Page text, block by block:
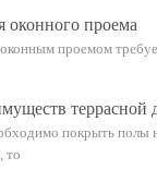
оконного проема
проемом
террасной
покрыть полы
то